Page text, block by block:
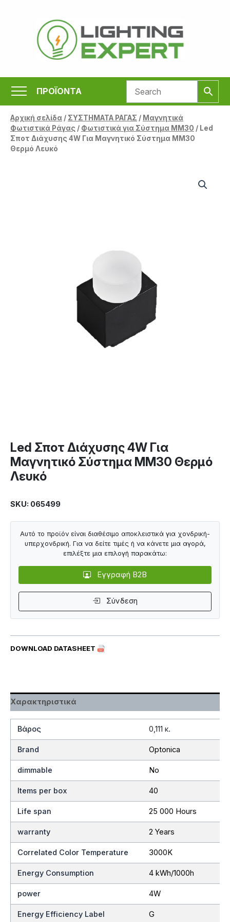
περιεχόμενο
ΠΡΟΪΟΝΤΑ
Αρχική σελίδα/ ΣΥΣΤΗΜΑΤΑ ΡΑΓΑΣ / Μαγνητικά
Φωτιστικά Ράγας / Φωτιστικά για Σύστημα MM30 / Led
Σποτ Διάχυσης 4W Για Μαγνητικό Σύστημα MM30
Θερμό Λευκό
Led Σποτ Διάχυσης 4W Για
Μαγνητικό Σύστημα MM30 Θερμό
Λευκό
SKU: 065499
DOWNLOAD DATASHEET
Αυτό το προϊόν είναι διαθέσιμο αποκλειστικά για χονδρική-
υπερχονδρική. Για να δείτε τιμές ή να κάνετε μια αγορά,
επιλέξτε μια επιλογή παρακάτω:
Εγγραφή B2B
Σύνδεση
Χαρακτηριστικά
Βάρος 0,111 κ.
Brand Optonica
dimmable No
Items per box 40
Life span 25 000 Hours
warranty 2 Years
Correlated Color Temperature 3000K
Energy Consumption 4 kWh/1000h
power 4W
Energy Efficiency Label G